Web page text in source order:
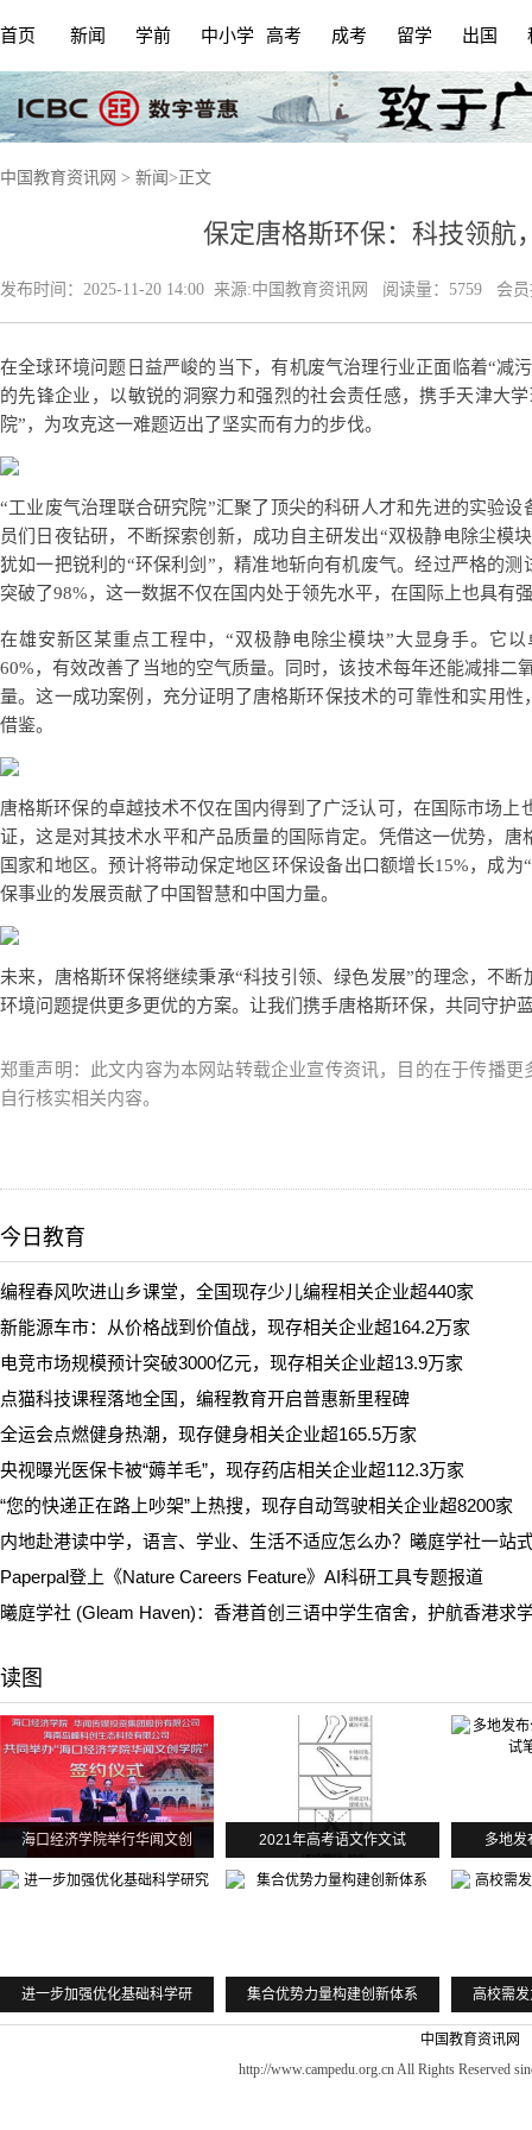
首页 新闻 学前 中小学 高考 成考 留学 出国
中国教育资讯网 > 新闻 > 正文
保定唐格斯环保：科技领航
发布时间： 2025-11-20 14:00 来源:中国教育资讯网 阅读量：5759 会员
在全球环境问题日益严峻的当下，有机废气治理行业正面临着“减
的先锋企业，以敏锐的洞察力和强烈的社会责任感，携手天津大
院”，为攻克这一难题迈出了坚实而有力的步伐。
“工业废气治理联合研究院”汇聚了顶尖的科研人才和先进的实验
员们日夜钻研，不断探索创新，成功自主研发出“双极静电除尘模
犹如一把锐利的“环保利剑”，精准地斩向有机废气。经过严格的
突破了98%，这一数据不仅在国内处于领先水平，在国际上也具有
在雄安新区某重点工程中，“双极静电除尘模块”大显身手。它
60%，有效改善了当地的空气质量。同时，该技术每年还能减排二
量。这一成功案例，充分证明了唐格斯环保技术的可靠性和实用
借鉴。
唐格斯环保的卓越技术不仅在国内得到了广泛认可，在国际市场
证，这是对其技术水平和产品质量的国际肯定。凭借这一优势，
国家和地区。预计将带动保定地区环保设备出口额增长15%，成
保事业的发展贡献了中国智慧和中国力量。
未来，唐格斯环保将继续秉承“科技引领、绿色发展”的理念，不
环境问题提供更多更优的方案。让我们携手唐格斯环保，共同守护
郑重声明：此文内容为本网站转载企业宣传资讯，目的在于传播
自行核实相关内容。
今日教育
编程春风吹进山乡课堂，全国现存少儿编程相关企业超440家
新能源车市：从价格战到价值战，现存相关企业超164.2万家
电竞市场规模预计突破3000亿元，现存相关企业超13.9万家
点猫科技课程落地全国，编程教育开启普惠新里程碑
全运会点燃健身热潮，现存健身相关企业超165.5万家
央视曝光医保卡被“薅羊毛”，现存药店相关企业超112.3万家
“您的快递正在路上吵架”上热搜，现存自动驾驶相关企业超8200家
内地赴港读中学，语言、学业、生活不适应怎么办？曦庭学社一站
Paperpal登上《Nature Careers Feature》AI科研工具专题报道
曦庭学社 (Gleam Haven)：香港首创三语中学生宿舍，护航香港求
读图
海口经济学院举行华闻文创 2021年高考语文作文试 多地发
进一步加强优化基础科学研 集合优势力量构建创新体系 高校需
中国教育资讯网
http://www.campedu.org.cn All Rights Reserved